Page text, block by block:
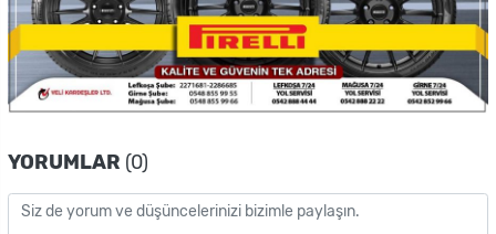
YORUMLAR (0)